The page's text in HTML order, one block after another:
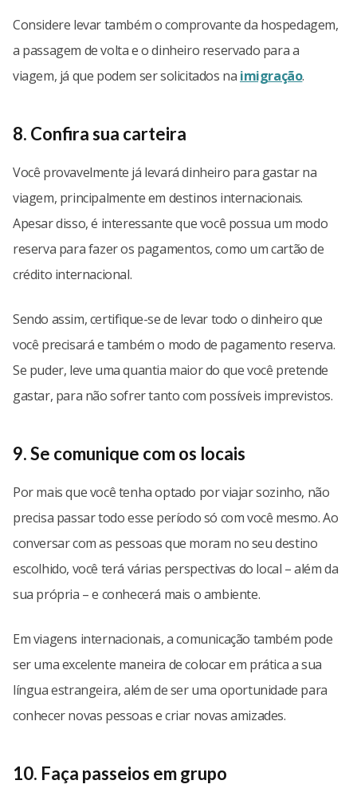
Considere levar também o comprovante da hospedagem,
a passagem de volta e o dinheiro reservado para a
viagem, já que podem ser solicitados na imigração.
8. Confira sua carteira
Você provavelmente já levará dinheiro para gastar na
viagem, principalmente em destinos internacionais.
Apesar disso, é interessante que você possua um modo
reserva para fazer os pagamentos, como um cartão de
crédito internacional.
Sendo assim, certifique-se de levar todo o dinheiro que
você precisará e também o modo de pagamento reserva.
Se puder, leve uma quantia maior do que você pretende
gastar, para não sofrer tanto com possíveis imprevistos.
9. Se comunique com os locais
Por mais que você tenha optado por viajar sozinho, não
precisa passar todo esse período só com você mesmo. Ao
conversar com as pessoas que moram no seu destino
escolhido, você terá várias perspectivas do local – além da
sua própria – e conhecerá mais o ambiente.
Em viagens internacionais, a comunicação também pode
ser uma excelente maneira de colocar em prática a sua
língua estrangeira, além de ser uma oportunidade para
conhecer novas pessoas e criar novas amizades.
10. Faça passeios em grupo